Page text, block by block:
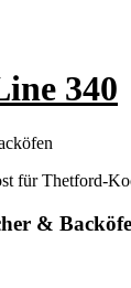
340
für Thetford-
&